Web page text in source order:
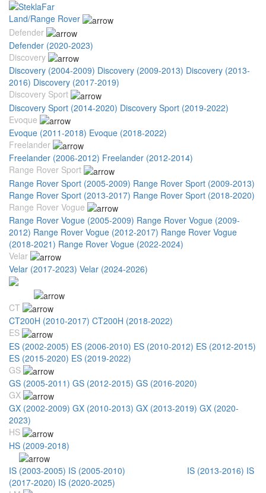
Land/Range Rover
Defender
Defender (2020-2023)
Discovery
Discovery (2004-2009) Discovery (2009-2013) Discovery (2013-
2016) Discovery (2017-2019)
Discovery Sport
Discovery Sport (2014-2020) Discovery Sport (2019-2022)
Evoque
Evoque (2011-2018) Evoque (2018-2022)
Freelander
Freelander (2006-2012) Freelander (2012-2014)
Range Rover Sport
Range Rover Sport (2005-2009) Range Rover Sport (2009-2013)
Range Rover Sport (2013-2017) Range Rover Sport (2018-2020)
Range Rover Vogue
Range Rover Vogue (2005-2009) Range Rover Vogue (2009-
2012) Range Rover Vogue (2012-2017) Range Rover Vogue
(2018-2021) Range Rover Vogue (2022-2024)
Velar
Velar (2017-2023) Velar (2024-2026)
CT
CT200H (2010-2017) CT200H (2018-2022)
ES
ES (2002-2005) ES (2006-2010) ES (2010-2012) ES (2012-2015)
ES (2015-2020) ES (2019-2022)
GS
GS (2005-2011) GS (2012-2015) GS (2016-2020)
GX
GX (2002-2009) GX (2010-2013) GX (2013-2019) GX (2020-
2023)
HS
HS (2009-2018)
IS (2003-2005) IS (2005-2010) IS (2013-2016) IS
(2017-2020) IS (2020-2025)